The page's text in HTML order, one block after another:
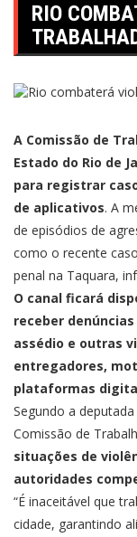
RIO
A Comissão de
Estado do Rio de
para registrar
de aplicativos. A
de episódios de
como o recente
penal na Taquara,
O canal ficará
receber
assédio e outras
entregadores,
plataformas
Segundo a
Comissão de
situações de
autoridades
“É inaceitável que
cidade, garantindo